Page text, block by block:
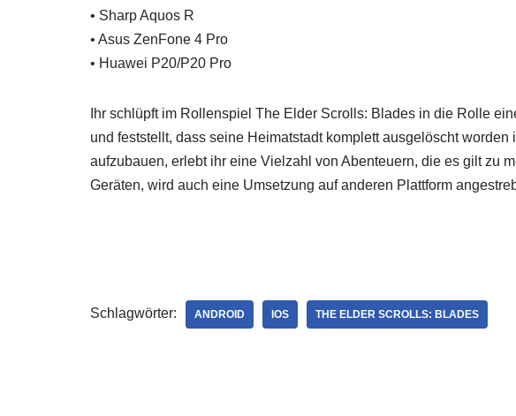
• Sharp Aquos R
• Asus ZenFone 4 Pro
• Huawei P20/P20 Pro
Ihr schlüpft im Rollenspiel The Elder Scrolls: Blades in die Rolle
und feststellt, dass seine Heimatstadt komplett ausgelöscht worden
aufzubauen, erlebt ihr eine Vielzahl von Abenteuern, die es gilt zu
Geräten, wird auch eine Umsetzung auf anderen Plattform
Schlagwörter: ANDROID IOS THE ELDER SCROLLS: BLADES